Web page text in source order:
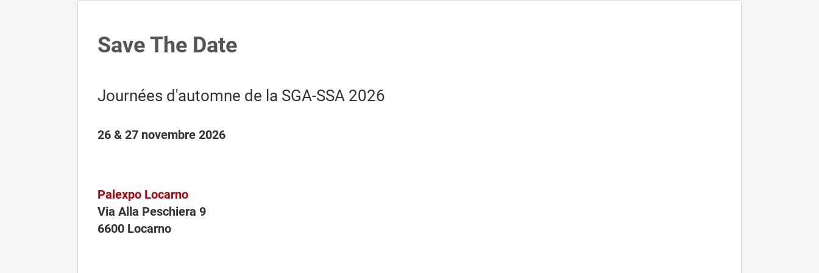
Save The Date
Journées d'automne de la SGA-SSA 2026
26 & 27 novembre 2026
Palexpo Locarno
Via Alla Peschiera 9
6600 Locarno